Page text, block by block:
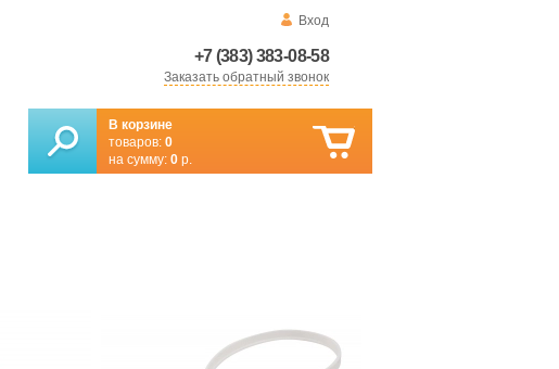
Вход
+7 (383) 383-08-58
Заказать обратный звонок
В корзине
товаров: 0
на сумму: 0 р.